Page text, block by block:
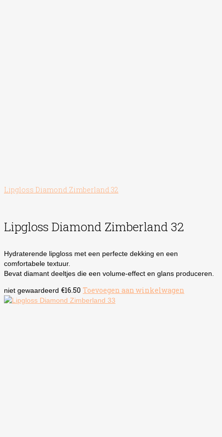
Lipgloss Diamond Zimberland 32
Lipgloss Diamond Zimberland 32
Hydraterende lipgloss met een perfecte dekking en een
comfortabele textuur.
Bevat diamant deeltjes die een volume-effect en glans produceren.
niet gewaardeerd €16.50 Toevoegen aan winkelwagen